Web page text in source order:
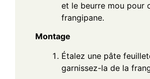
et le beurre mou pour
frangipane.
Montage
Étalez une pâte
garnissez-la de la